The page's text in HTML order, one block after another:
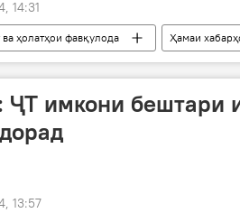
14:31
ҳолатҳои фавқулода Ҳамаи
имкони бештари
13:57